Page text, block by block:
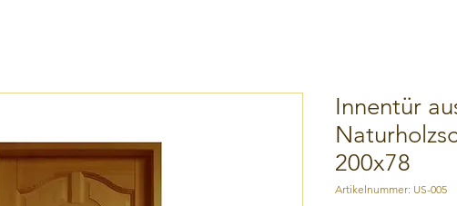
Innentür
200x78
Artikelnummer: US-005